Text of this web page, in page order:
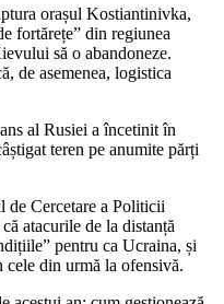
orașul Kostiantinivka,
fortărețe” din regiunea
să o abandoneze.
de asemenea, logistica
al Rusiei a încetinit în
teren pe anumite părți
de Cercetare a Politicii
atacurile de la distanță
pentru ca Ucraina, și
din urmă la ofensivă.